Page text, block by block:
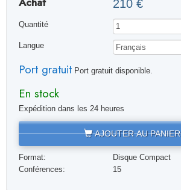
210 €
Quantité
Langue
Port gratuitPort gratuit disponible.
En stock
Expédition dans les 24 heures
AJOUTER AU PANIER
Format:
Disque Compact
Conférences:
15